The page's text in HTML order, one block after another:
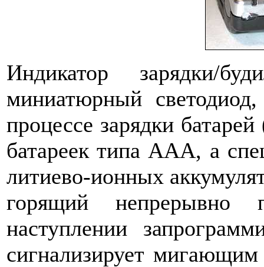
Индикатор зарядки/
миниатюрный
процессе зарядки
батареек типа AAA, а
литиево-ионных
горящий
наступлении
сигнализирует